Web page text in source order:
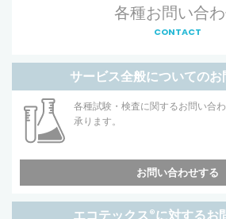
各種お問い合
CONTACT
サービス全般についての
各種試験・検査に関するお問い合
承ります。
お問い合わせする
エコテックス®に対するお